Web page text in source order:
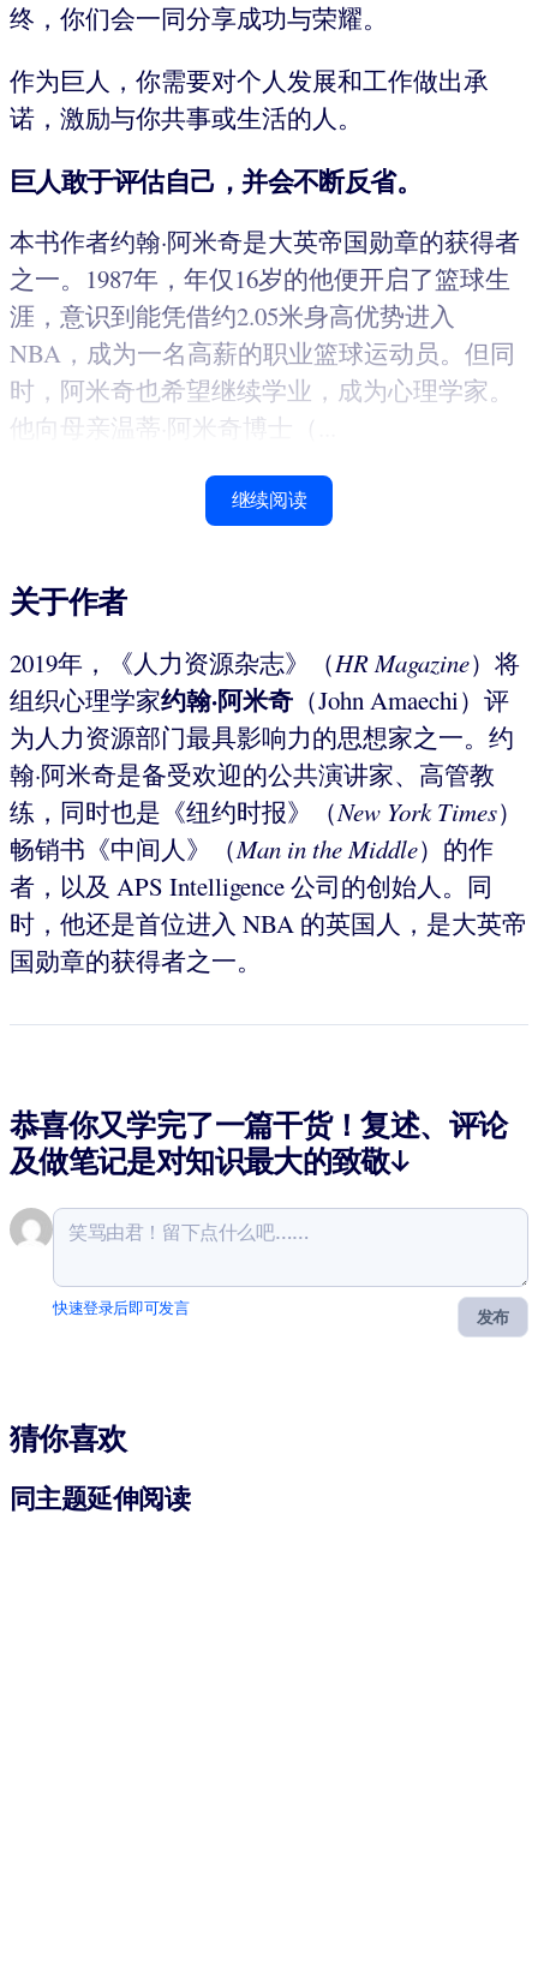
终，你们会一同分享成功与荣耀。
作为巨人，你需要对个人发展和工作做出承
诺，激励与你共事或生活的人。
巨人敢于评估自己，并会不断反省。
本书作者约翰·阿米奇是大英帝国勋章的获得者
之一。1987年，年仅16岁的他便开启了篮球生
涯，意识到能凭借约2.05米身高优势进入
NBA，成为一名高薪的职业篮球运动员。但同
时，阿米奇也希望继续学业，成为心理学家。
他向母亲温蒂·阿米奇博士（...
继续阅读
关于作者
2019年，《人力资源杂志》（HR Magazine）将
组织心理学家约翰·阿米奇 （John Amaechi）评
为人力资源部门最具影响力的思想家之一。约
翰·阿米奇是备受欢迎的公共演讲家、高管教
练，同时也是《纽约时报》（New York Times）
畅销书《中间人》（Man in the Middle）的作
者，以及 APS Intelligence 公司的创始人。同
时，他还是首位进入 NBA 的英国人，是大英帝
国勋章的获得者之一。
恭喜你又学完了一篇干货！复述、评论
及做笔记是对知识最大的致敬↓
发布
快速登录后即可发言
猜你喜欢
同主题延伸阅读